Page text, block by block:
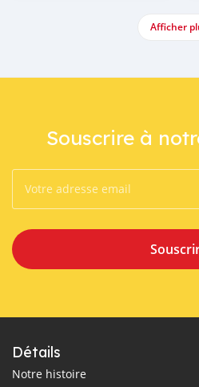
Afficher
Souscrire à
Détails
Notre histoire